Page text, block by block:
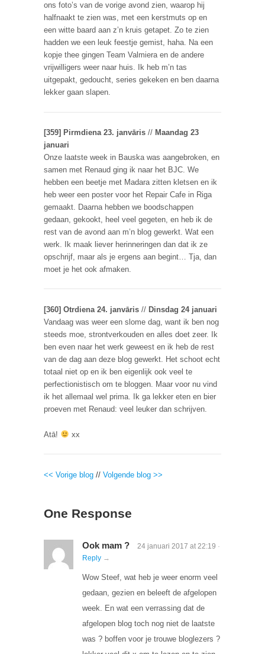
ons foto’s van de vorige avond zien, waarop hij
halfnaakt te zien was, met een kerstmuts op en
een witte baard aan z’n kruis getapet. Zo te zien
hadden we een leuk feestje gemist, haha. Na een
kopje thee gingen Team Valmiera en de andere
vrijwilligers weer naar huis. Ik heb m’n tas
uitgepakt, gedoucht, series gekeken en ben daarna
lekker gaan slapen.
[359] Pirmdiena 23. janvāris // Maandag 23
januari
Onze laatste week in Bauska was aangebroken, en
samen met Renaud ging ik naar het BJC. We
hebben een beetje met Madara zitten kletsen en ik
heb weer een poster voor het Repair Cafe in Riga
gemaakt. Daarna hebben we boodschappen
gedaan, gekookt, heel veel gegeten, en heb ik de
rest van de avond aan m’n blog gewerkt. Wat een
werk. Ik maak liever herinneringen dan dat ik ze
opschrijf, maar als je ergens aan begint… Tja, dan
moet je het ook afmaken.
[360] Otrdiena 24. janvāris // Dinsdag 24 januari
Vandaag was weer een slome dag, want ik ben nog
steeds moe, strontverkouden en alles doet zeer. Ik
ben even naar het werk geweest en ik heb de rest
van de dag aan deze blog gewerkt. Het schoot echt
totaal niet op en ik ben eigenlijk ook veel te
perfectionistisch om te bloggen. Maar voor nu vind
ik het allemaal wel prima. Ik ga lekker eten en bier
proeven met Renaud: veel leuker dan schrijven.
Atā! xx
<< Vorige blog // Volgende blog >>
One Response
Ook mam ? 24 januari 2017 at 22:19 ·
Reply →
Wow Steef, wat heb je weer enorm veel
gedaan, gezien en beleeft de afgelopen
week. En wat een verrassing dat de
afgelopen blog toch nog niet de laatste
was ? boffen voor je trouwe bloglezers ?